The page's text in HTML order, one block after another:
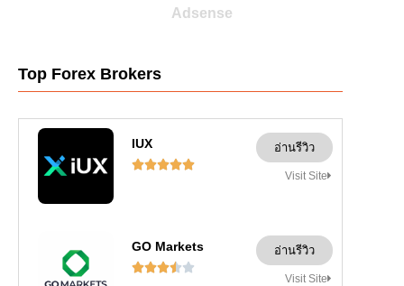
Adsense
Top Forex Brokers
IUX

อ่านรีวิว
Visit Site
GO Markets

อ่านรีวิว
Visit Site